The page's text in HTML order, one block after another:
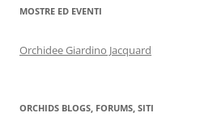
MOSTRE ED EVENTI
Orchidee Giardino Jacquard
ORCHIDS BLOGS, FORUMS, SITI